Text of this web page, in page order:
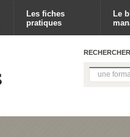
Les fiches
pratiques
Le
RECHERCHER